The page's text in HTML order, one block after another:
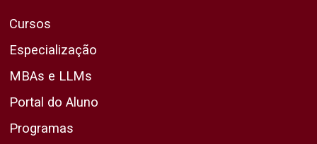
Cursos
Especialização
MBAs e LLMs
Portal do Aluno
Programas